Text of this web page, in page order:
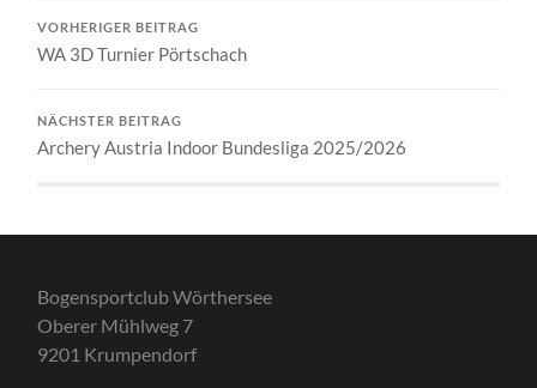
VORHERIGER BEITRAG
WA 3D Turnier Pörtschach
NÄCHSTER BEITRAG
Archery Austria Indoor Bundesliga 2025/2026
Bogensportclub Wörthersee
Oberer Mühlweg 7
9201 Krumpendorf